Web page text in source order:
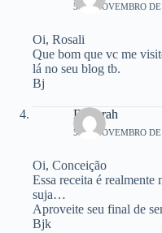
5 DE NOVEMBRO
Oi, Rosali
Que bom que vc me
lá no seu blog tb.
Bj
Deborah
5 DE NOVEMBRO
Oi, Conceição
Essa receita é
suja…
Aproveite seu final de
Bjk